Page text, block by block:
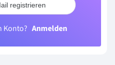
registrieren
Konto? Anmelden